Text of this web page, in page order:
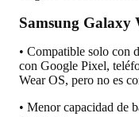
Samsung Galaxy
• Compatible solo con
con Google Pixel,
Wear OS, pero no es
• Menor capacidad de